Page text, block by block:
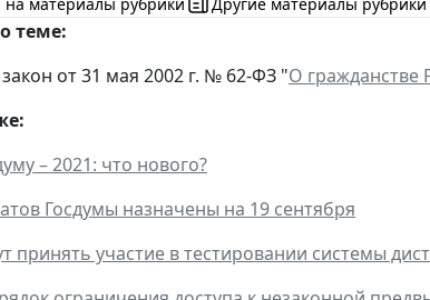
теме:
от 31 мая 2002 г. № 62-ФЗ "О гражданстве
– 2021: что нового?
Госдумы назначены на 19 сентября
принять участие в тестировании системы